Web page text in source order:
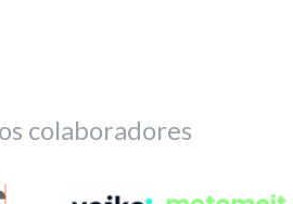
colaboradores